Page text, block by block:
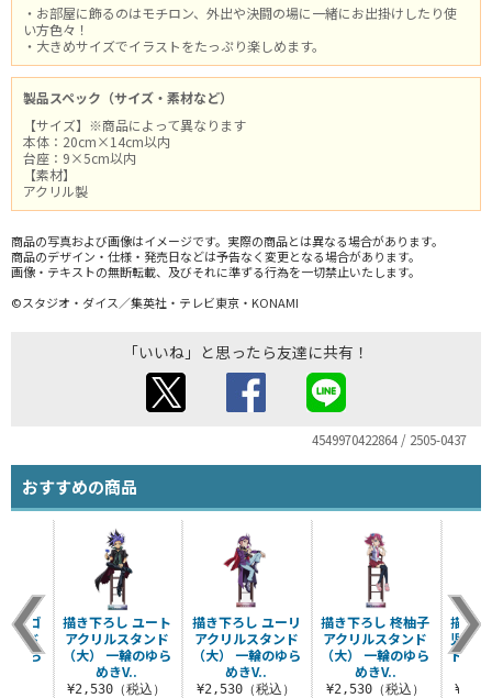
・お部屋に飾るのはモチロン、外出や決闘の場に一緒にお出掛けしたり使
い方色々！
・大きめサイズでイラストをたっぷり楽しめます。
製品スペック（サイズ・素材など）
【サイズ】※商品によって異なります
本体：20cm×14cm以内
台座：9×5cm以内
【素材】
アクリル製
商品の写真および画像はイメージです。実際の商品とは異なる場合があります。
商品のデザイン・仕様・発売日などは予告なく変更となる場合があります。
画像・テキストの無断転載、及びそれに準ずる行為を一切禁止いたします。
©スタジオ・ダイス／集英社・テレビ東京・KONAMI
「いいね」と思ったら友達に共有！
4549970422864 / 2505-0437
おすすめの商品
描き下ろし ユーリ
アクリルスタンド
（大） 一輪のゆら
めきV..
¥2,530（税込）
描き下ろし 柊柚子
アクリルスタンド
（大） 一輪のゆら
めきV..
¥2,530（税込）
描き
児 ア
ド（
ーゴ
ンド
ゆら
描き下ろし ユート
アクリルスタンド
（大） 一輪のゆら
めきV..
¥2,530（税込）